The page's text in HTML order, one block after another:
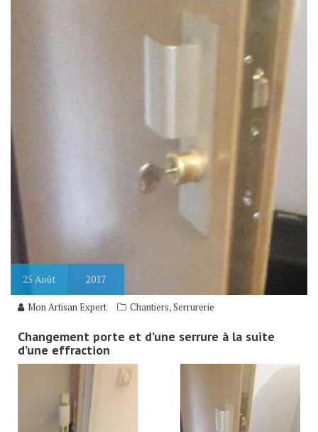
25 Août 2017
Mon Artisan Expert Chantiers,Serrurerie
Changement porte et d’une serrure à la suite
d’une effraction